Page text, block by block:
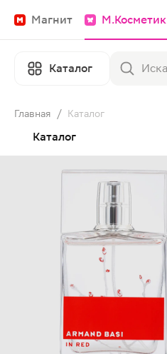
Магнит М.Косметик
Каталог
Главная / Каталог
Каталог